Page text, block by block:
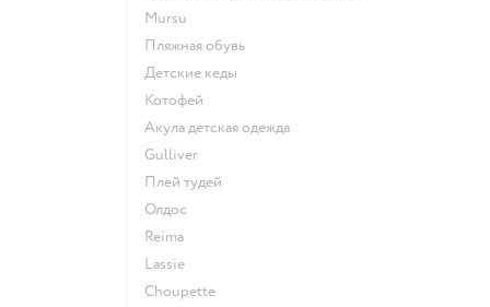
Mursu
Пляжная обувь
Детские кеды
Котофей
Акула детская одежда
Gulliver
Плей тудей
Олдос
Reima
Lassie
Choupette